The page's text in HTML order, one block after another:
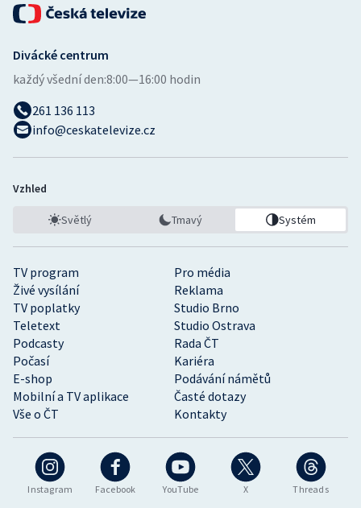
Instagram Facebook YouTube X Threads
TV program
Pro média
Živé vysílání
Reklama
TV poplatky
Studio Brno
Teletext
Studio Ostrava
Podcasty
Rada ČT
Počasí
Kariéra
E-shop
Podávání námětů
Mobilní a TV aplikace
Časté dotazy
Vše o ČT
Kontakty
Divácké centrum
každý všední den:8:00—16:00 hodin
261 136 113
info@ceskatelevize.cz
Vzhled
Světlý Tmavý Systém